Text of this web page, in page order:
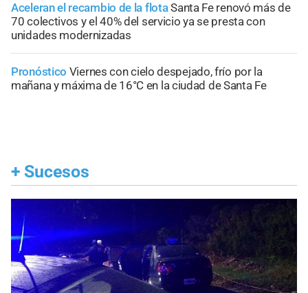
Aceleran el recambio de la flotaSanta Fe renovó más de
70 colectivos y el 40% del servicio ya se presta con
unidades modernizadas
Pronóstico Viernes con cielo despejado, frío por la
mañana y máxima de 16°C en la ciudad de Santa Fe
+ Sucesos